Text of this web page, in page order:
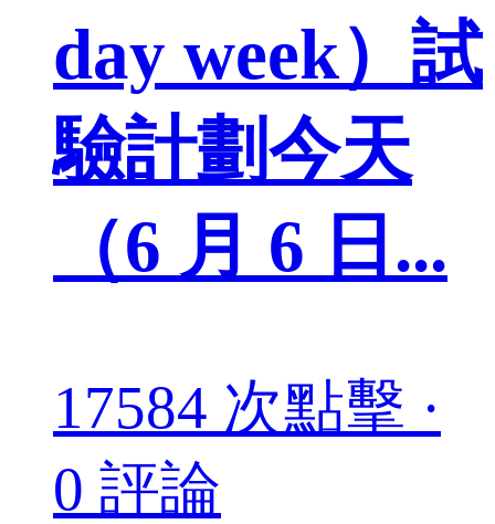
day week）試
驗計劃今天
（6 月 6 日...
17584 次點擊 ·
0 評論